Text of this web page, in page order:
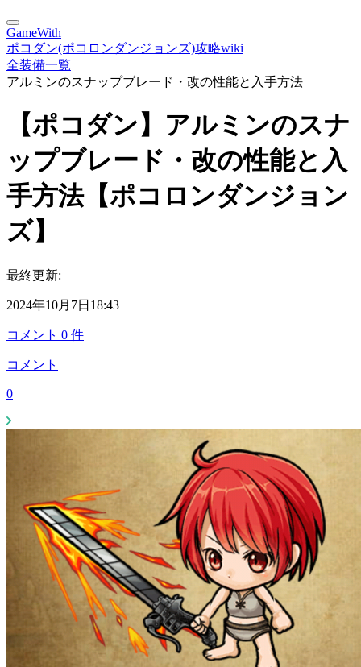
GameWith
ポコダン(ポコロンダンジョンズ)攻略wiki
全装備一覧
アルミンのスナップブレード・改の性能と入手方法
【ポコダン】アルミンのスナ
ップブレード・改の性能と入
手方法【ポコロンダンジョン
ズ】
最終更新:
2024年10月7日18:43
コメント 0 件
コメント
0